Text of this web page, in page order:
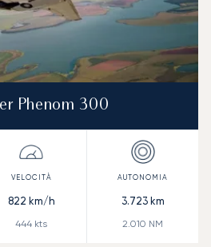
Phenom 300
822 km/h
444 kts
3.723km
2.010 NM